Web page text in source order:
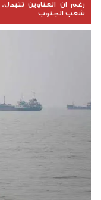
رغم ان العناوين
شعب الجنوب